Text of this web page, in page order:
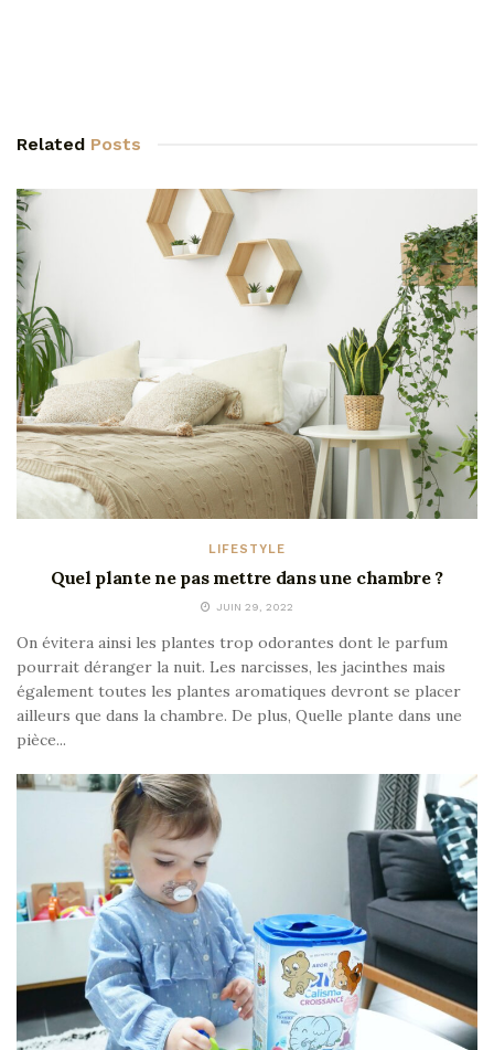
Related Posts
LIFESTYLE
Quel plante ne pas mettre dans une chambre ?
JUIN 29, 2022
On évitera ainsi les plantes trop odorantes dont le parfum
pourrait déranger la nuit. Les narcisses, les jacinthes mais
également toutes les plantes aromatiques devront se placer
ailleurs que dans la chambre. De plus, Quelle plante dans une
pièce...